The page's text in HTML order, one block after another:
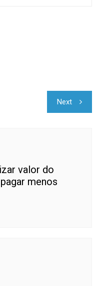
Next
valor do
menos